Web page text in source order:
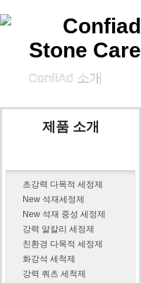
ConfiAd 소개
기술 정보
자주 묻
Contact Us
연락처
E-mail 문의
제품 소개
초강력 다목적 세정제
New 석재세정제
New 석재 중성 세정제
강력 알칼리 세정제
친환경 다목적 세정제
화강석 세척제
강력 쿼츠 세척제